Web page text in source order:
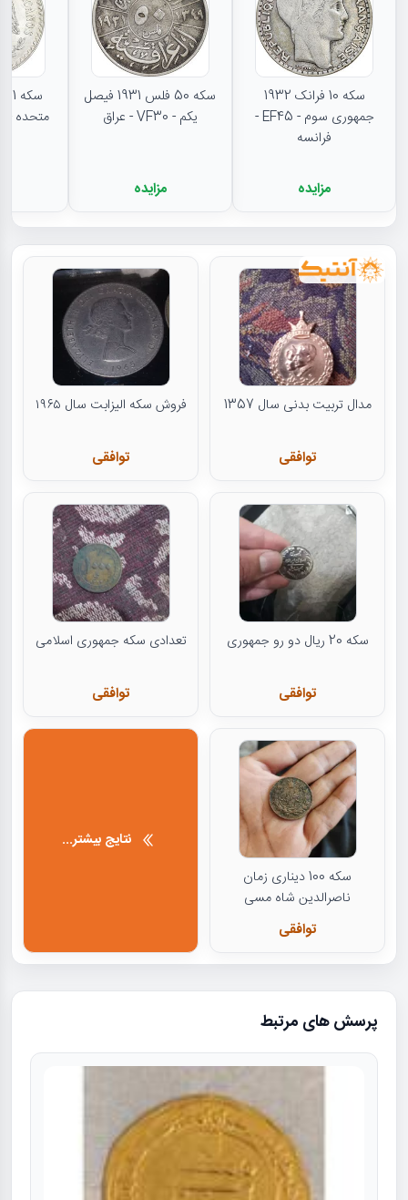
سکه 10 فرانک 1932
جمهوری سوم - EF45 -
فرانسه
مزایده
سکه 50 فلس 1931 فیصل
یکم - VF30 - عراق
مزایده
متحده - MS62 - مکزیک
مدال تربیت بدنی سال 1357
توافقی
فروش سکه الیزابت سال ۱۹۶۵
توافقی
سکه 20 ریال دو رو جمهوری
توافقی
تعدادی سکه جمهوری اسلامی
توافقی
سکه 100 دیناری زمان
ناصرالدین شاه مسی
توافقی
نتایج بیشتر...
پرسش های مرتبط